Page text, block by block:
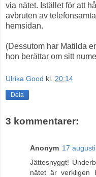
via nätet. Istället för att
avbruten av
hemsidan.
(Dessutom har Matilda
hon berättar om sitt
Ulrika Good kl. 20:14
Dela
3 kommentarer:
Anonym 17
Jättesnyggt!
nätet är verkligen